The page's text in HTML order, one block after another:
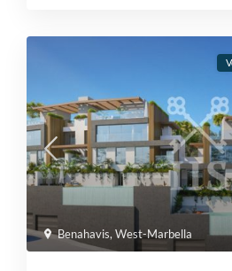
Benahavis,West-Marbella